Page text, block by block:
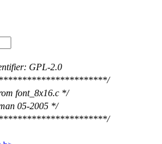
GPL-2.0
font_8x16.c */
05-2005 */